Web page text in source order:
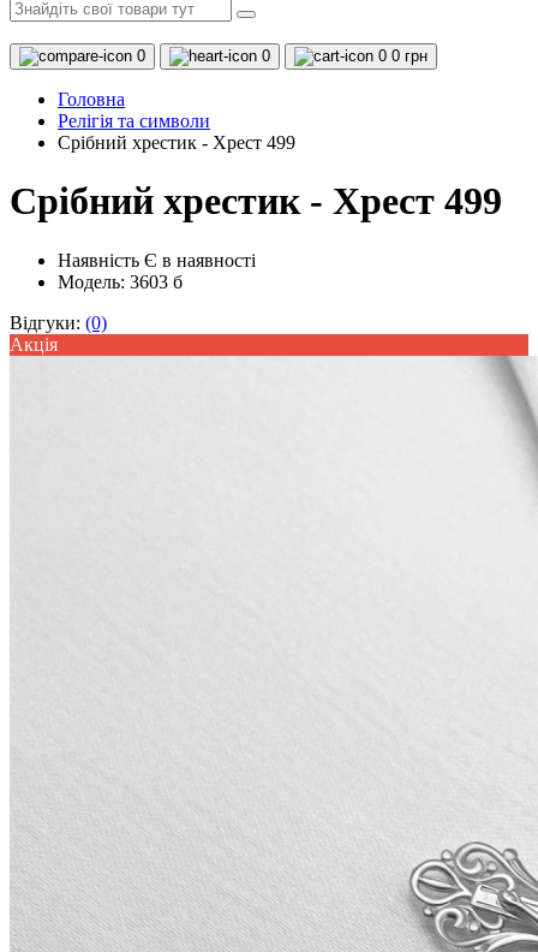
0 0 0 0 грн
Головна
Релігія та символи
Срібний хрестик - Хрест 499
Срібний хрестик - Хрест 499
Наявність Є в наявності
Модель: 3603 б
Відгуки: (0)
Акцiя